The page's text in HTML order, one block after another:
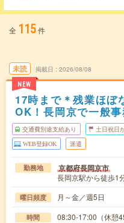
全 115件
未読
NEW
掲載日 2026/08/08
17時まで＊残業ほ
OK！長岡京で一般事
交通費別途支給あり 土日祝日
WEB登録OK 派遣
勤務地 京都府長岡京市
長岡京駅から徒歩1
曜日頻度 月～金／週5日
時間 08:30-17:00（休憩